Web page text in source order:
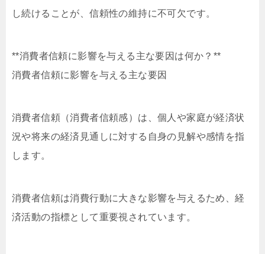
し続けることが、信頼性の維持に不可欠です。
**消費者信頼に影響を与える主な要因は何か？**
消費者信頼に影響を与える主な要因
消費者信頼（消費者信頼感）は、個人や家庭が経済状
況や将来の経済見通しに対する自身の見解や感情を指
します。
消費者信頼は消費行動に大きな影響を与えるため、経
済活動の指標として重要視されています。